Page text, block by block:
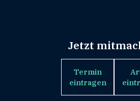
Jetzt
Termin
eintragen